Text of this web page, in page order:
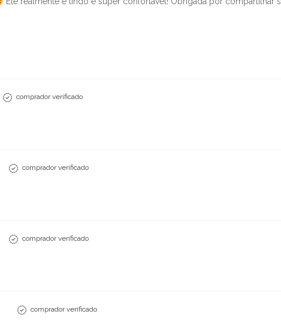
comprador verificado
comprador verificado
comprador verificado
comprador verificado